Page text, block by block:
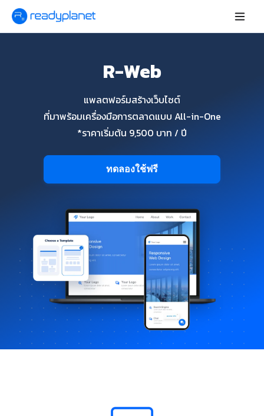
R-Web
แพลตฟอร์มสร้างเว็บไซต์
ที่มาพร้อมเครื่องมือการตลาดแบบ All-in-One
*ราคาเริ่มต้น 9,500 บาท / ปี
ทดลองใช้ฟรี